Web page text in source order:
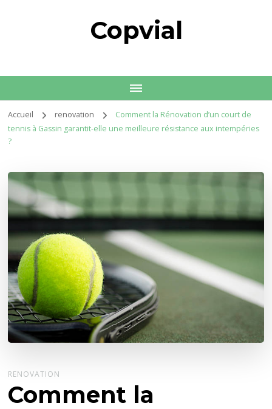
Copvial
Accueil renovation
Comment la Rénovation d’un court de
tennis à Gassin garantit-elle une meilleure résistance aux intempéries
?
RENOVATION
Comment la